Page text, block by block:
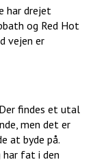
har drejet
og Red Hot
vejen er
findes et utal
men det er
at byde på.
har fat i den